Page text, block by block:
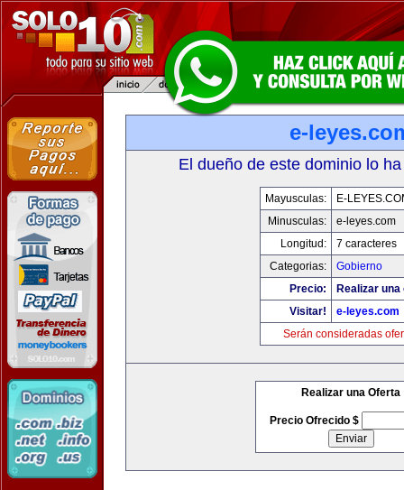
e-
El dueño de este dominio lo
Mayusculas:
E-
Minusculas:
e-leyes.com
Longitud:
7 caracteres
Categorias:
Gobierno
Precio:
Realizar
Visitar!
e-leyes.com
Serán consideradas
Realizar una Oferta
Precio Ofrecido $